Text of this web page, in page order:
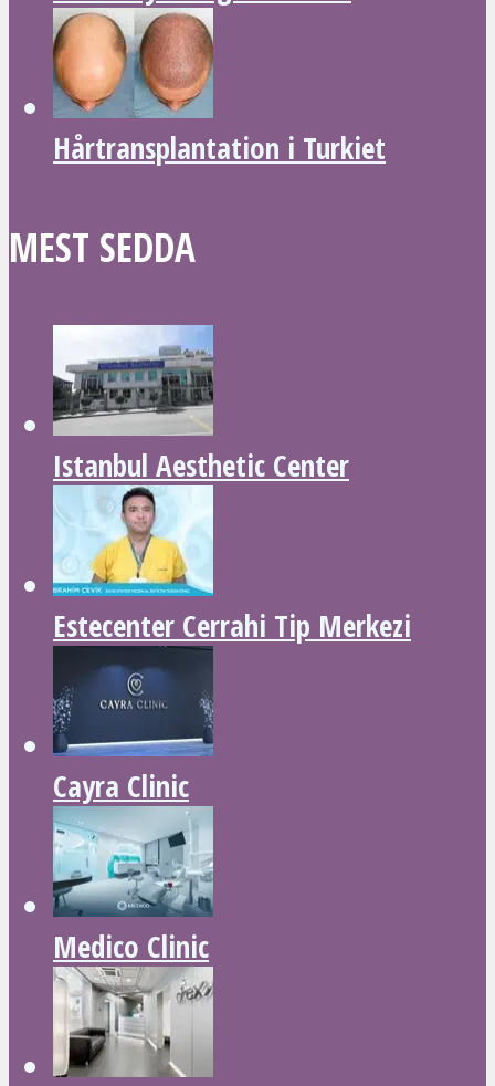
Hårtransplantation i Turkiet
MEST SEDDA
Istanbul Aesthetic Center
Estecenter Cerrahi Tip Merkezi
Cayra Clinic
Medico Clinic